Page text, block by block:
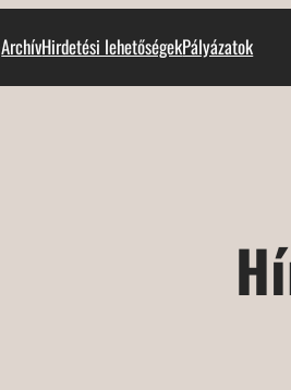
ArchívHirdetési lehetőségekPályázatok